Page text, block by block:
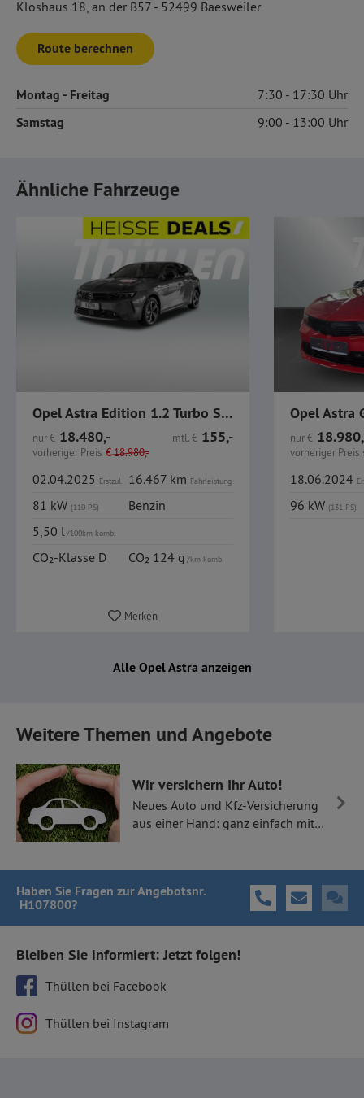
Kloshaus 18, an der B57 - 52499 Baesweiler
Route berechnen
Montag - Freitag 7:30 17:30
Samstag 9:00 13:00
Ähnliche Fahrzeuge
Opel Astra Edition 1.2 Turbo Start/Stop
nur€ 18.480,-
vorheriger Preis €18.980,-
mtl.€ 155,-
02.04.2025 Erstzul. 16.467 km Fahrleistung
81 kW (110 PS)
Benzin
5,50 l/100km komb.
CO₂-Klasse D CO₂ 124 g/km komb.
Merken
Opel Astra
nur€
vorheriger Preis
18.06.2024
96 kW (131 PS)
Alle Opel Astra anzeigen
Weitere Themen und Angebote
Wir versichern Ihr Auto!
Neues Auto und Kfz-Versicherung
aus einer Hand: ganz einfach mit
Haben Sie Fragen zur Angebotsnr.
H107800?
Bleiben Sie informiert: Jetzt folgen!
Thüllen bei Facebook
Thüllen bei Instagram